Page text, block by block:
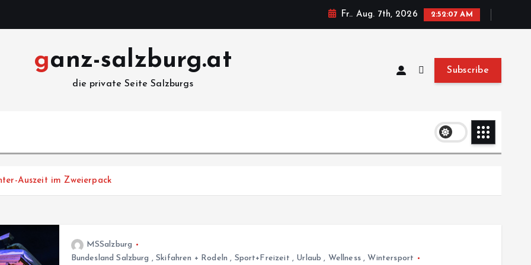
Fr.. Aug. 7th, 2026 2:52:07 AM
ganz-salzburg.at
die private Seite Salzburgs
Subscribe
Auszeit im Zweierpack
MSSalzburg
Bundesland Salzburg ,Skifahren + Rodeln , Sport+Freizeit , Urlaub , Wellness, Wintersport